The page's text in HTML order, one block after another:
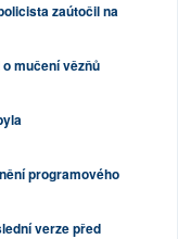
zaútočil na
mučení vězňů
programového
verze před